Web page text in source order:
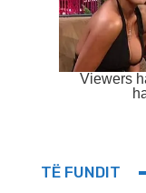
TË FUNDIT